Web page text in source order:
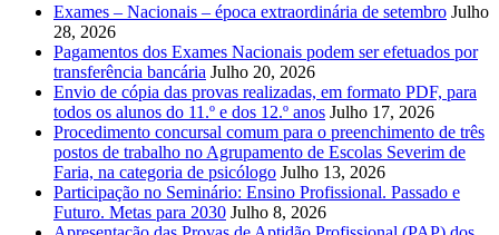
Exames – Nacionais – época extraordinária de setembro Julho
28, 2026
Pagamentos dos Exames Nacionais podem ser efetuados por
transferência bancária Julho 20, 2026
Envio de cópia das provas realizadas, em formato PDF, para
todos os alunos do 11.º e dos 12.º anos Julho 17, 2026
Procedimento concursal comum para o preenchimento de três
postos de trabalho no Agrupamento de Escolas Severim de
Faria, na categoria de psicólogo Julho 13, 2026
Participação no Seminário: Ensino Profissional. Passado e
Futuro. Metas para 2030 Julho 8, 2026